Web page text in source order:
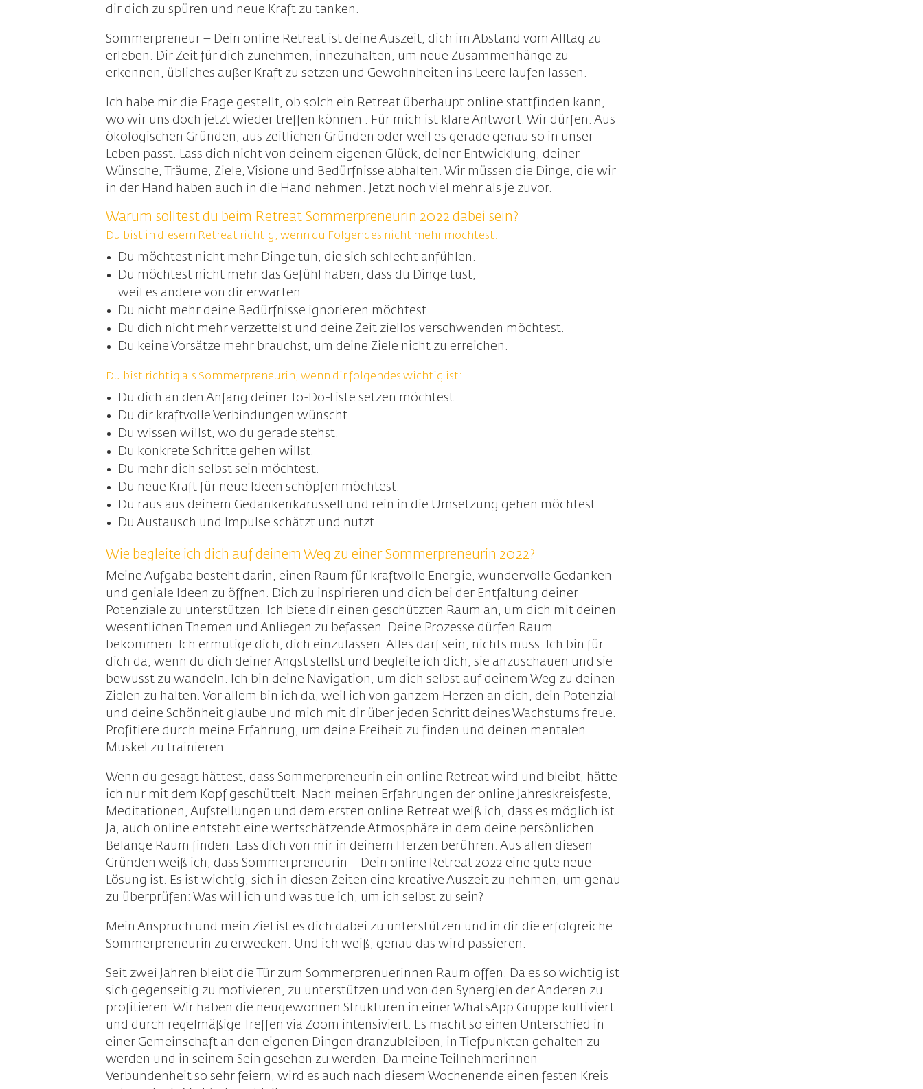
dir dich zu spüren und neue Kraft zu tanken.
Sommerpreneur – Dein online Retreat ist deine Auszeit, dich im Abstand vom Alltag zu
erleben. Dir Zeit für dich zunehmen, innezuhalten, um neue Zusammenhänge zu
erkennen, übliches außer Kraft zu setzen und Gewohnheiten ins Leere laufen lassen.
Ich habe mir die Frage gestellt, ob solch ein Retreat überhaupt online stattfinden kann,
wo wir uns doch jetzt wieder treffen können . Für mich ist klare Antwort: Wir dürfen. Aus
ökologischen Gründen, aus zeitlichen Gründen oder weil es gerade genau so in unser
Leben passt. Lass dich nicht von deinem eigenen Glück, deiner Entwicklung, deiner
Wünsche, Träume, Ziele, Visione und Bedürfnisse abhalten. Wir müssen die Dinge, die wir
in der Hand haben auch in die Hand nehmen. Jetzt noch viel mehr als je zuvor.
Warum solltest du beim Retreat Sommerpreneurin 2022 dabei sein?
Du bist in diesem Retreat richtig, wenn du Folgendes nicht mehr möchtest:
Du möchtest nicht mehr Dinge tun, die sich schlecht anfühlen.
Du möchtest nicht mehr das Gefühl haben, dass du Dinge tust,
weil es andere von dir erwarten.
Du nicht mehr deine Bedürfnisse ignorieren möchtest.
Du dich nicht mehr verzettelst und deine Zeit ziellos verschwenden möchtest.
Du keine Vorsätze mehr brauchst, um deine Ziele nicht zu erreichen.
Du bist richtig als Sommerpreneurin, wenn dir folgendes wichtig ist:
Du dich an den Anfang deiner To-Do-Liste setzen möchtest.
Du dir kraftvolle Verbindungen wünscht.
Du wissen willst, wo du gerade stehst.
Du konkrete Schritte gehen willst.
Du mehr dich selbst sein möchtest.
Du neue Kraft für neue Ideen schöpfen möchtest.
Du raus aus deinem Gedankenkarussell und rein in die Umsetzung gehen möchtest.
Du Austausch und Impulse schätzt und nutzt
Wie begleite ich dich auf deinem Weg zu einer Sommerpreneurin 2022?
Meine Aufgabe besteht darin, einen Raum für kraftvolle Energie, wundervolle Gedanken
und geniale Ideen zu öffnen. Dich zu inspirieren und dich bei der Entfaltung deiner
Potenziale zu unterstützen. Ich biete dir einen geschützten Raum an, um dich mit deinen
wesentlichen Themen und Anliegen zu befassen. Deine Prozesse dürfen Raum
bekommen. Ich ermutige dich, dich einzulassen. Alles darf sein, nichts muss. Ich bin für
dich da, wenn du dich deiner Angst stellst und begleite ich dich, sie anzuschauen und sie
bewusst zu wandeln. Ich bin deine Navigation, um dich selbst auf deinem Weg zu deinen
Zielen zu halten. Vor allem bin ich da, weil ich von ganzem Herzen an dich, dein Potenzial
und deine Schönheit glaube und mich mit dir über jeden Schritt deines Wachstums freue.
Profitiere durch meine Erfahrung, um deine Freiheit zu finden und deinen mentalen
Muskel zu trainieren.
Wenn du gesagt hättest, dass Sommerpreneurin ein online Retreat wird und bleibt, hätte
ich nur mit dem Kopf geschüttelt. Nach meinen Erfahrungen der online Jahreskreisfeste,
Meditationen, Aufstellungen und dem ersten online Retreat weiß ich, dass es möglich ist.
Ja, auch online entsteht eine wertschätzende Atmosphäre in dem deine persönlichen
Belange Raum finden. Lass dich von mir in deinem Herzen berühren. Aus allen diesen
Gründen weiß ich, dass Sommerpreneurin – Dein online Retreat 2022 eine gute neue
Lösung ist. Es ist wichtig, sich in diesen Zeiten eine kreative Auszeit zu nehmen, um genau
zu überprüfen: Was will ich und was tue ich, um ich selbst zu sein?
Mein Anspruch und mein Ziel ist es dich dabei zu unterstützen und in dir die erfolgreiche
Sommerpreneurin zu erwecken. Und ich weiß, genau das wird passieren.
Seit zwei Jahren bleibt die Tür zum Sommerprenuerinnen Raum offen. Da es so wichtig ist
sich gegenseitig zu motivieren, zu unterstützen und von den Synergien der Anderen zu
profitieren. Wir haben die neugewonnen Strukturen in einer WhatsApp Gruppe kultiviert
und durch regelmäßige Treffen via Zoom intensiviert. Es macht so einen Unterschied in
einer Gemeinschaft an den eigenen Dingen dranzubleiben, in Tiefpunkten gehalten zu
werden und in seinem Sein gesehen zu werden. Da meine Teilnehmerinnen
Verbundenheit so sehr feiern, wird es auch nach diesem Wochenende einen festen Kreis